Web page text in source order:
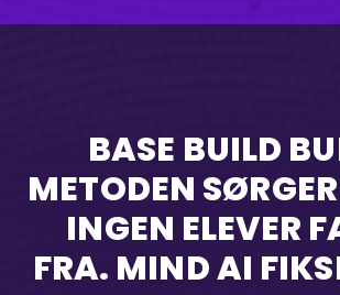
BASE BUILD
METODEN
INGEN ELEVER
FRA. MIND AI